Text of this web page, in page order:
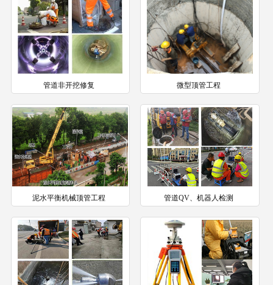
管道非开挖修复 微型顶管工程
泥水平衡机械顶管工程 管道QV、机器人检测